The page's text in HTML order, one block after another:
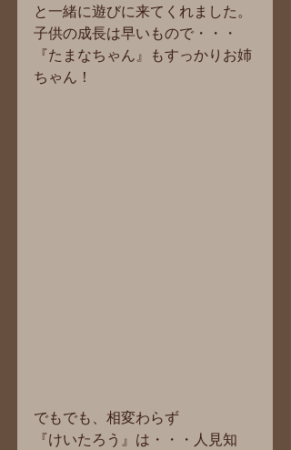
と一緒に遊びに来てくれました。
子供の成長は早いもので・・・
『たまなちゃん』もすっかりお姉
ちゃん！
でもでも、相変わらず
『けいたろう』は・・・人見知